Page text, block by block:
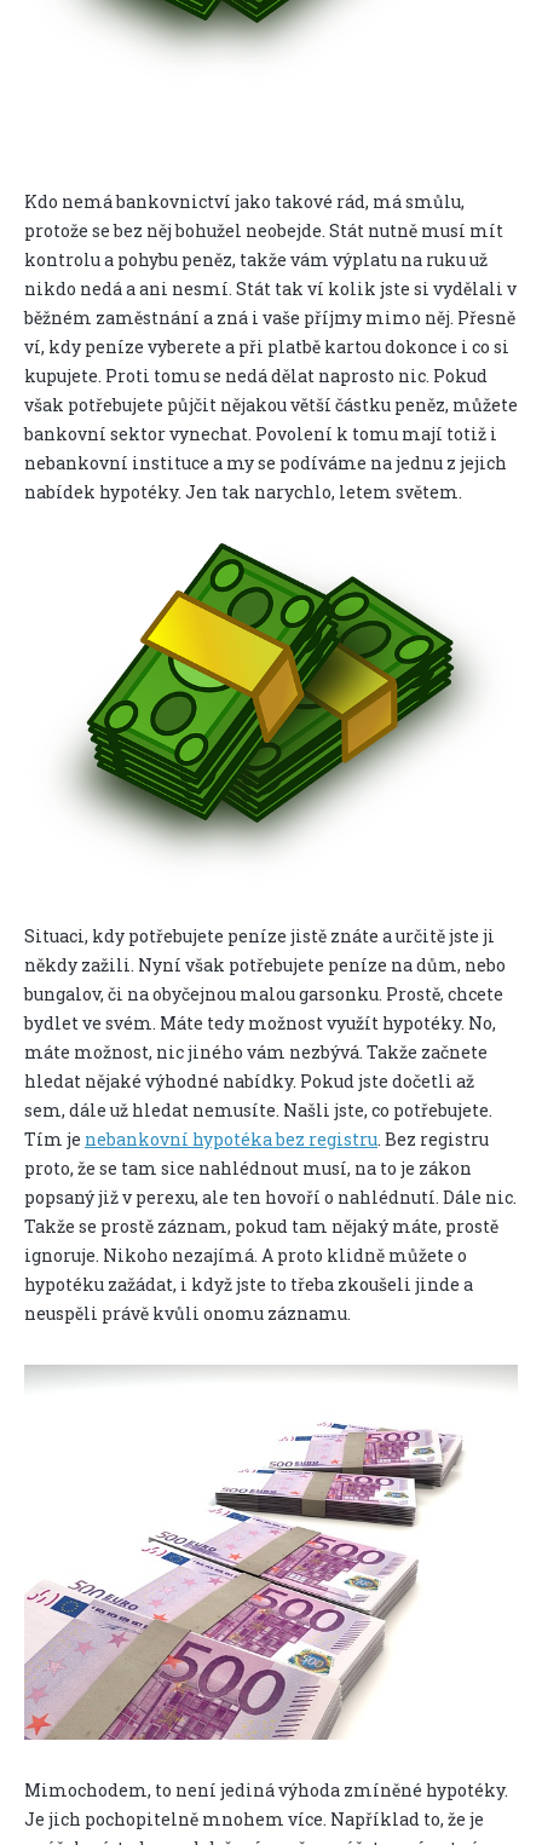
Kdo nemá bankovnictví jako takové rád, má smůlu,
protože se bez něj bohužel neobejde. Stát nutně musí mít
kontrolu a pohybu peněz, takže vám výplatu na ruku už
nikdo nedá a ani nesmí. Stát tak ví kolik jste si vydělali v
běžném zaměstnání a zná i vaše příjmy mimo něj. Přesně
ví, kdy peníze vyberete a při platbě kartou dokonce i co si
kupujete. Proti tomu se nedá dělat naprosto nic. Pokud
však potřebujete půjčit nějakou větší částku peněz, můžete
bankovní sektor vynechat. Povolení k tomu mají totiž i
nebankovní instituce a my se podíváme na jednu z jejich
nabídek hypotéky. Jen tak narychlo, letem světem.
Situaci, kdy potřebujete peníze jistě znáte a určitě jste ji
někdy zažili. Nyní však potřebujete peníze na dům, nebo
bungalov, či na obyčejnou malou garsonku. Prostě, chcete
bydlet ve svém. Máte tedy možnost využít hypotéky. No,
máte možnost, nic jiného vám nezbývá. Takže začnete
hledat nějaké výhodné nabídky. Pokud jste dočetli až
sem, dále už hledat nemusíte. Našli jste, co potřebujete.
Tím je nebankovní hypotéka bez registru. Bez registru
proto, že se tam sice nahlédnout musí, na to je zákon
popsaný již v perexu, ale ten hovoří o nahlédnutí. Dále nic.
Takže se prostě záznam, pokud tam nějaký máte, prostě
ignoruje. Nikoho nezajímá. A proto klidně můžete o
hypotéku zažádat, i když jste to třeba zkoušeli jinde a
neuspěli právě kvůli onomu záznamu.
Mimochodem, to není jediná výhoda zmíněné hypotéky.
Je jich pochopitelně mnohem více. Například to, že je